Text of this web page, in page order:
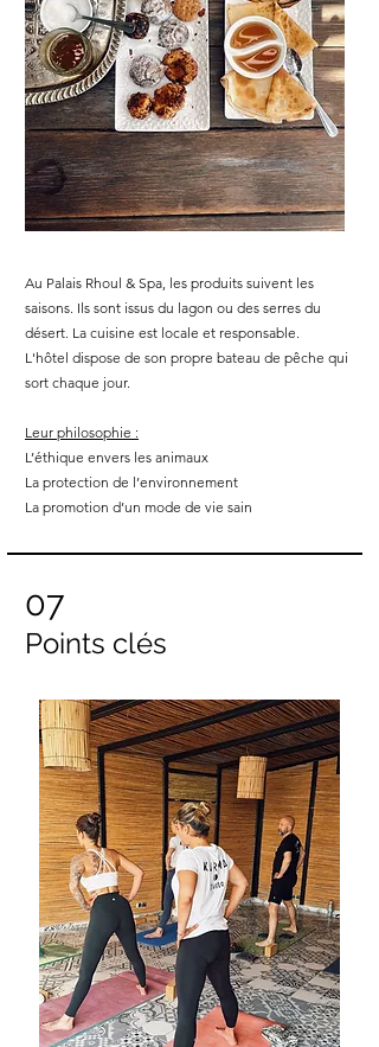
Au Palais Rhoul & Spa, les produits suivent les
saisons. Ils sont issus du lagon ou des serres du
désert. La cuisine est locale et responsable.
L'hôtel dispose de son propre bateau de pêche qui
sort chaque jour.
Leur philosophie :
L’éthique envers les animaux
La protection de l’environnement
La promotion d’un mode de vie sain
07
Points clés